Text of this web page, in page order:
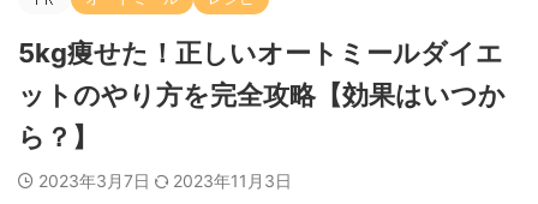
5kg痩せた！正しいオートミールダイエ
ットのやり方を完全攻略【効果はいつか
ら？】
2023年3月7日 2023年11月3日